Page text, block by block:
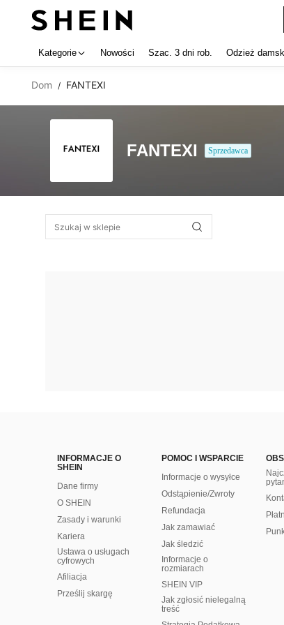
Kategorie Nowości Szac. 3 dni rob. Odzież
Dom / FANTEXI
FANTEXI Sprzedawca
INFORMACJE O
SHEIN
Dane firmy
O SHEIN
Zasady i warunki
Kariera
Ustawa o usługach
cyfrowych
Afiliacja
Prześlij skargę
POMOC I WSPARCIE
Informacje o wysyłce
Odstąpienie/Zwroty
Refundacja
Jak zamawiać
Jak śledzić
Informacje o
rozmiarach
SHEIN VIP
Jak zgłosić nielegalną
treść